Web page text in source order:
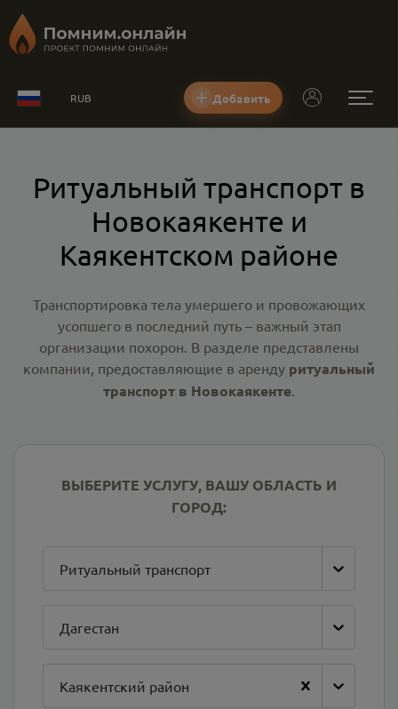
RUB Добавить
Ритуальный транспорт в
Новокаякенте и
Каякентском районе
Транспортировка тела умершего и провожающих
усопшего в последний путь – важный этап
организации похорон. В разделе представлены
компании, предоставляющие в аренду ритуальный
транспорт в Новокаякенте.
ВЫБЕРИТЕ УСЛУГУ, ВАШУ ОБЛАСТЬ И
ГОРОД:
Ритуальный транспорт
Дагестан
Каякентский район